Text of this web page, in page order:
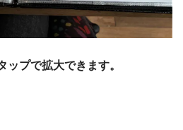
ップで拡大できます。